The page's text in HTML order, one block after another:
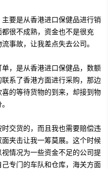
要是从香港进口保健品进行销
很不成熟，资金也不是很充
事故，让我差点失去公司。
，是从香港进口保健品，数额
系了香港方面进行采购，那边
的等待货物的到来，却接到物
交货的，而且我也需要赔偿违
夹击让我一筹莫展。这个时候
情况为一些资金不足的公司提
专门的车队和仓库，海关方面